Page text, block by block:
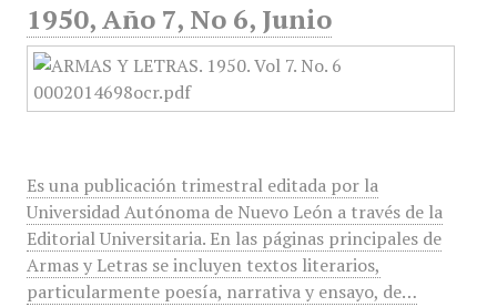
1950, Año 7, No 6, Junio
Es una publicación trimestral editada por la
Universidad Autónoma de Nuevo León a través de la
Editorial Universitaria. En las páginas principales de
Armas y Letras se incluyen textos literarios,
particularmente poesía, narrativa y ensayo, de…